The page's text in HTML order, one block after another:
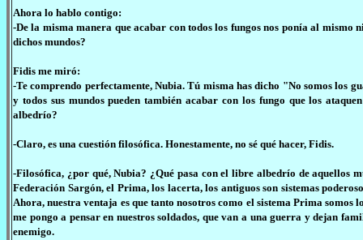
Ahora lo hablo contigo:
-De la misma manera que acabar con todos los fungos nos ponía al mismo
dichos mundos?
Fidis me miró:
-Te comprendo perfectamente, Nubia. Tú misma has dicho "No somos los
y todos sus mundos pueden también acabar con los fungo que los
albedrío?
-Claro, es una cuestión filosófica. Honestamente, no sé qué hacer, Fidis.
-Filosófica, ¿por qué, Nubia? ¿Qué pasa con el libre albedrío de aquellos
Federación Sargón, el Prima, los lacerta, los antiguos son sistemas
Ahora, nuestra ventaja es que tanto nosotros como el sistema Prima somos
me pongo a pensar en nuestros soldados, que van a una guerra y dejan
enemigo.